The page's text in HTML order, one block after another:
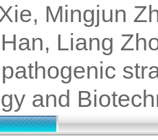
Mingjun
Liang
and